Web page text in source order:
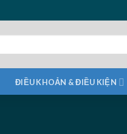
ĐIỀU KHOẢN & ĐIỀU KIỆN